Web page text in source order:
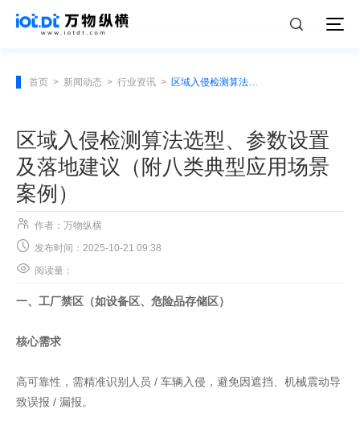
首页 > 新闻动态 > 行业资讯 > 区域入侵检测算法选型、参数设置及落地建议（附八类典型应用场景案例）
区域入侵检测算法选型、参数设置
及落地建议（附八类典型应用场景
案例）
 作者：万物纵横
 发布时间：2025-10-21 09:38
 阅读量：
一、工厂禁区（如设备区、危险品存储区）
核心需求
高可靠性，需精准识别人员 / 车辆入侵，避免因遮挡、机械震动导
致误报 / 漏报。